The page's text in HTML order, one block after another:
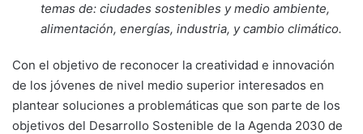
temas de: ciudades sostenibles y medio ambiente,
alimentación, energías, industria, y cambio climático.
Con el objetivo de reconocer la creatividad e innovación
de los jóvenes de nivel medio superior interesados en
plantear soluciones a problemáticas que son parte de los
objetivos del Desarrollo Sostenible de la Agenda 2030 de